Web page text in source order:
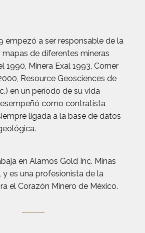
empezó a ser responsable de la
de diferentes mineras
1990, Minera Exal 1993, Corner
Resource Geosciences de
en un período de su vida
como contratista
ligada a la base de datos
en Alamos Gold Inc. Minas
y es una profesionista de la
el Corazón Minero de México.